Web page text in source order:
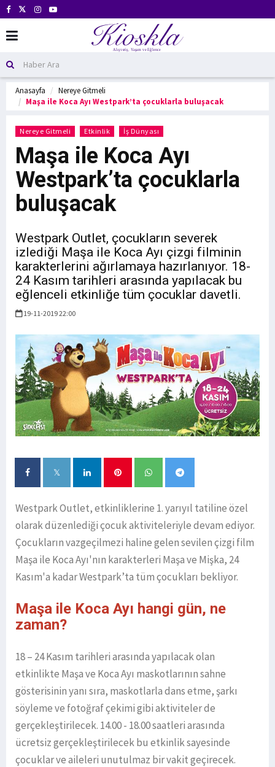
Anasayfa
Nereye Gitmeli
Maşa ile Koca Ayı Westpark’ta çocuklarla buluşacak
Nereye Gitmeli Etkinlik İş Dünyası
Maşa ile Koca Ayı
Westpark’ta çocuklarla
buluşacak
Westpark Outlet, çocukların severek
izlediği Maşa ile Koca Ayı çizgi filminin
karakterlerini ağırlamaya hazırlanıyor. 18-
24 Kasım tarihleri arasında yapılacak bu
eğlenceli etkinliğe tüm çocuklar davetli.
19-11-2019 22:00
Westpark Outlet, etkinliklerine 1. yarıyıl tatiline özel
olarak düzenlediği çocuk aktiviteleriyle devam ediyor.
Çocukların vazgeçilmezi haline gelen sevilen çizgi film
Maşa ile Koca Ayı'nın karakterleri Maşa ve Mişka, 24
Kasım'a kadar Westpark’ta tüm çocukları bekliyor.
Maşa ile Koca Ayı hangi gün, ne
zaman?
18 – 24 Kasım tarihleri arasında yapılacak olan
etkinlikte Maşa ve Koca Ayı maskotlarının sahne
gösterisinin yanı sıra, maskotlarla dans etme, şarkı
söyleme ve fotoğraf çekimi gibi aktiviteler de
gerçekleştirilecek. 14.00 - 18.00 saatleri arasında
ücretsiz gerçekleştirilecek bu etkinlik sayesinde
çocuklar ve aileleri unutulmaz bir vakit geçirecek.